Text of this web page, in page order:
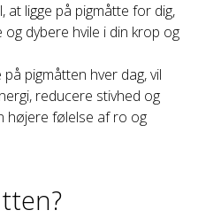
at ligge på pigmåtte for dig,
dybere hvile i din krop og
pigmåtten hver dag, vil
reducere stivhed og
højere følelse af ro og